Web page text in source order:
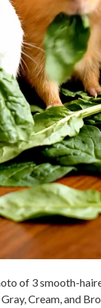
of 3 smooth-
Cream, and